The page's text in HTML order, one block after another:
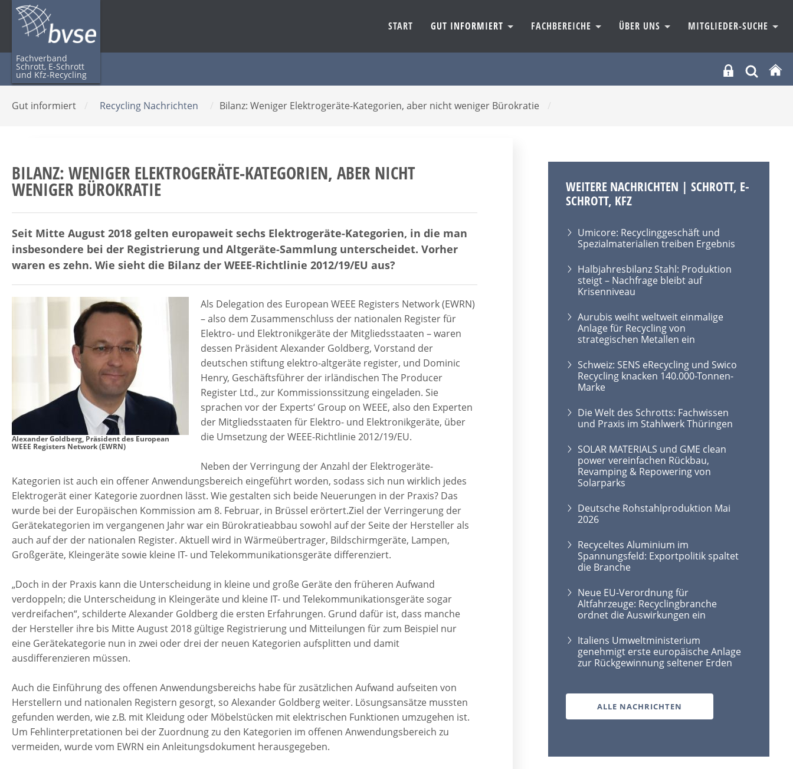
Fachverband
Schrott, E-Schrott
und Kfz-Recycling
START GUT INFORMIERT FACHBEREICHE ÜBER UNS MITGLIEDER-SUCHE
Gut informiert / Recycling Nachrichten / Bilanz: Weniger Elektrogeräte-Kategorien, aber nicht weniger Bürokratie /
BILANZ: WENIGER ELEKTROGERÄTE-KATEGORIEN, ABER NICHT
WENIGER BÜROKRATIE
Seit Mitte August 2018 gelten europaweit sechs Elektrogeräte-Kategorien, in die man
insbesondere bei der Registrierung und Altgeräte-Sammlung unterscheidet. Vorher
waren es zehn. Wie sieht die Bilanz der WEEE-Richtlinie 2012/19/EU aus?
Alexander Goldberg, Präsident des European
WEEE Registers Network (EWRN)
Als Delegation des European WEEE Registers Network (EWRN)
– also dem Zusammenschluss der nationalen Register für
Elektro- und Elektronikgeräte der Mitgliedsstaaten – waren
dessen Präsident Alexander Goldberg, Vorstand der
deutschen stiftung elektro-altgeräte register, und Dominic
Henry, Geschäftsführer der irländischen The Producer
Register Ltd., zur Kommissionssitzung eingeladen. Sie
sprachen vor der Experts‘ Group on WEEE, also den Experten
der Mitgliedsstaaten für Elektro- und Elektronikgeräte, über
die Umsetzung der WEEE-Richtlinie 2012/19/EU.
Neben der Verringung der Anzahl der Elektrogeräte-
Kategorien ist auch ein offener Anwendungsbereich eingeführt worden, sodass sich nun wirklich jedes
Elektrogerät einer Kategorie zuordnen lässt. Wie gestalten sich beide Neuerungen in der Praxis? Das
wurde bei der Europäischen Kommission am 8. Februar, in Brüssel erörtert.Ziel der Verringerung der
Gerätekategorien im vergangenen Jahr war ein Bürokratieabbau sowohl auf der Seite der Hersteller als
auch auf der der nationalen Register. Aktuell wird in Wärmeübertrager, Bildschirmgeräte, Lampen,
Großgeräte, Kleingeräte sowie kleine IT- und Telekommunikationsgeräte differenziert.
„Doch in der Praxis kann die Unterscheidung in kleine und große Geräte den früheren Aufwand
verdoppeln; die Unterscheidung in Kleingeräte und kleine IT- und Telekommunikationsgeräte sogar
verdreifachen“, schilderte Alexander Goldberg die ersten Erfahrungen. Grund dafür ist, dass manche
der Hersteller ihre bis Mitte August 2018 gültige Registrierung und Mitteilungen für zum Beispiel nur
eine Gerätekategorie nun in zwei oder drei der neuen Kategorien aufsplitten und damit
ausdifferenzieren müssen.
Auch die Einführung des offenen Anwendungsbereichs habe für zusätzlichen Aufwand aufseiten von
Herstellern und nationalen Registern gesorgt, so Alexander Goldberg weiter. Lösungsansätze mussten
gefunden werden, wie z.B. mit Kleidung oder Möbelstücken mit elektrischen Funktionen umzugehen ist.
Um Fehlinterpretationen bei der Zuordnung zu den Kategorien im offenen Anwendungsbereich zu
vermeiden, wurde vom EWRN ein Anleitungsdokument herausgegeben.
WEITERE NACHRICHTEN | SCHROTT, E-
SCHROTT, KFZ
Umicore: Recyclinggeschäft und
Spezialmaterialien treiben Ergebnis
Halbjahresbilanz Stahl: Produktion
steigt – Nachfrage bleibt auf
Krisenniveau
Aurubis weiht weltweit einmalige
Anlage für Recycling von
strategischen Metallen ein
Schweiz: SENS eRecycling und Swico
Recycling knacken 140.000-Tonnen-
Marke
Die Welt des Schrotts: Fachwissen
und Praxis im Stahlwerk Thüringen
SOLAR MATERIALS und GME clean
power vereinfachen Rückbau,
Revamping & Repowering von
Solarparks
Deutsche Rohstahlproduktion Mai
2026
Recyceltes Aluminium im
Spannungsfeld: Exportpolitik spaltet
die Branche
Neue EU-Verordnung für
Altfahrzeuge: Recyclingbranche
ordnet die Auswirkungen ein
Italiens Umweltministerium
genehmigt erste europäische Anlage
zur Rückgewinnung seltener Erden
ALLE NACHRICHTEN